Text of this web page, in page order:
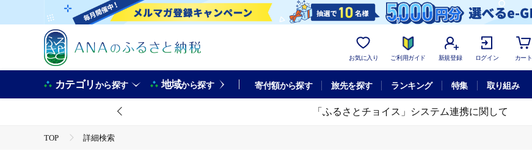
お気に入り ご利用ガイド 新規登録 ログイン カート
カテゴリから探す 地域から探す 寄付額から探す 旅先を探す ランキング 特集 取り組み
「ふるさとチョイス」システム連携に関して
TOP 詳細検索